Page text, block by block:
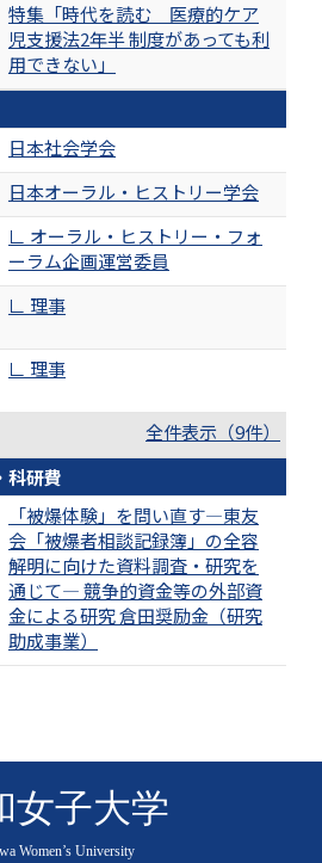
特集「時代を読む 医療的ケア
児支援法2年半 制度があっても利
用できない」
日本社会学会
日本オーラル・ヒストリー学会
∟ オーラル・ヒストリー・フォ
ーラム企画運営委員
∟ 理事
∟ 理事
全件表示（9件）
科研費
「被爆体験」を問い直す―東友
会「被爆者相談記録簿」の全容
解明に向けた資料調査・研究を
通じて― 競争的資金等の外部資
金による研究 倉田奨励金（研究
助成事業）
女子大学
Women’s University